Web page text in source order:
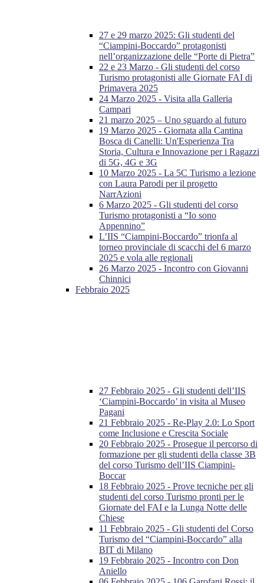
27 e 29 marzo 2025: Gli studenti del
“Ciampini-Boccardo” protagonisti
nell’organizzazione delle “Porte di Pietra”
22 e 23 Marzo - Gli studenti del corso
Turismo protagonisti alle Giornate FAI di
Primavera 2025
24 Marzo 2025 - Visita alla Galleria
Campari
21 marzo 2025 – Uno sguardo al futuro
19 Marzo 2025 - Giornata alla Cantina
Bosca di Canelli: Un'Esperienza Tra
Storia, Cultura e Innovazione per i Ragazzi
di 5G, 4G e 3G
10 Marzo 2025 - La 5C Turismo a lezione
con Laura Parodi per il progetto
NarrAzioni
6 Marzo 2025 - Gli studenti del corso
Turismo protagonisti a “Io sono
Appennino”
L’IIS “Ciampini-Boccardo” trionfa al
torneo provinciale di scacchi del 6 marzo
2025 e vola alle regionali
26 Marzo 2025 - Incontro con Giovanni
Chinnici
Febbraio 2025
27 Febbraio 2025 - Gli studenti dell’IIS
‘Ciampini-Boccardo’ in visita al Museo
Pagani
21 Febbraio 2025 - Re-Play 2.0: Lo Sport
come Inclusione e Crescita Sociale
20 Febbraio 2025 - Prosegue il percorso di
formazione per gli studenti della classe 3B
del corso Turismo dell’IIS Ciampini-
Boccar
18 Febbraio 2025 - Prove tecniche per gli
studenti del corso Turismo pronti per le
Giornate del FAI e la Lunga Notte delle
Chiese
11 Febbraio 2025 - Gli studenti del Corso
Turismo del “Ciampini-Boccardo” alla
BIT di Milano
19 Febbraio 2025 - Incontro con Don
Aniello